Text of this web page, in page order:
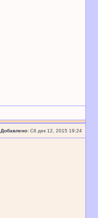
Добавлено: Сб дек 12, 2015 19:24